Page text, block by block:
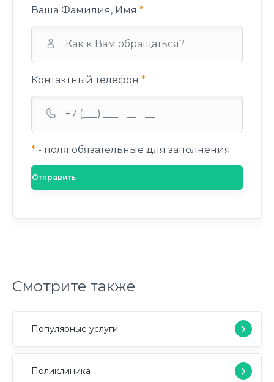
Ваша Фамилия, Имя *
Контактный телефон *
* - поля обязательные для заполнения
Смотрите также
Популярные услуги
Поликлиника